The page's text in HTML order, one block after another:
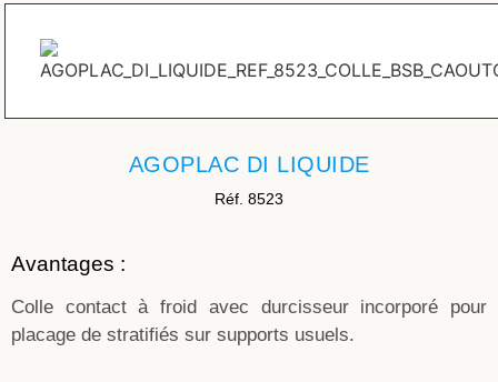
AGOPLAC DI LIQUIDE
Réf. 8523
Avantages :
Colle contact à froid avec durcisseur incorporé pour
placage de stratifiés sur supports usuels.